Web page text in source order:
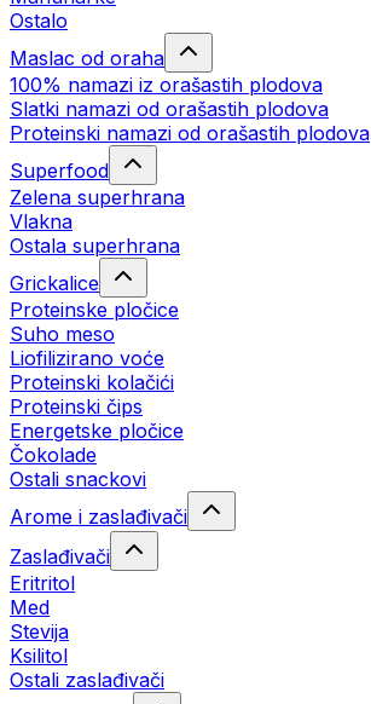
Ostalo
Maslac od oraha
100% namazi iz orašastih plodova
Slatki namazi od orašastih plodova
Proteinski namazi od orašastih plodova
Superfood
Zelena superhrana
Vlakna
Ostala superhrana
Grickalice
Proteinske pločice
Suho meso
Liofilizirano voće
Proteinski kolačići
Proteinski čips
Energetske pločice
Čokolade
Ostali snackovi
Arome i zaslađivači
Zaslađivači
Eritritol
Med
Stevija
Ksilitol
Ostali zaslađivači